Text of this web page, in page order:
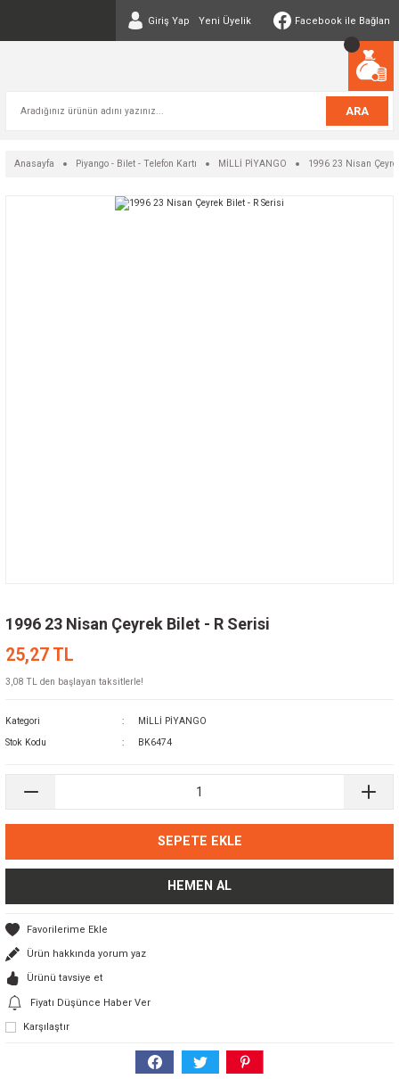
Giriş Yap Yeni Üyelik Facebook ile Bağlan
ARA
Anasayfa Piyango - Bilet - Telefon Kartı MİLLİ PİYANGO 1996 23 Nisan
1996 23 Nisan Çeyrek Bilet - R Serisi
25,27 TL
3,08 TL den başlayan taksitlerle!
Kategori MİLLİ PİYANGO
Stok Kodu BK6474
SEPETE EKLE
HEMEN AL
Ürün hakkında yorum yaz
Ürünü tavsiye et
Fiyatı Düşünce Haber Ver
Karşılaştır